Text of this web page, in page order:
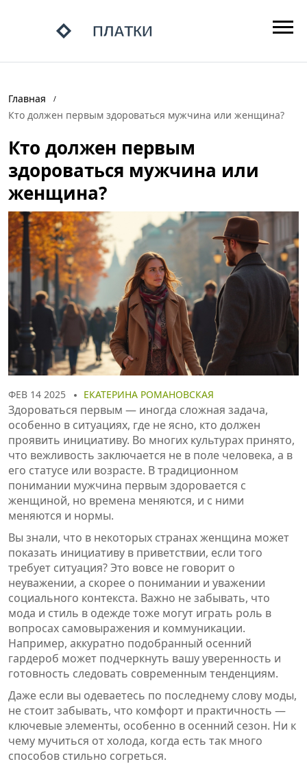
Главная
Кто должен первым здороваться мужчина или женщина?
Кто должен первым
здороваться мужчина или
женщина?
ФЕВ 14 2025 ЕКАТЕРИНА РОМАНОВСКАЯ
Здороваться первым — иногда сложная задача,
особенно в ситуациях, где не ясно, кто должен
проявить инициативу. Во многих культурах принято,
что вежливость заключается не в поле человека, а в
его статусе или возрасте. В традиционном
понимании мужчина первым здоровается с
женщиной, но времена меняются, и с ними
меняются и нормы.
Вы знали, что в некоторых странах женщина может
показать инициативу в приветствии, если того
требует ситуация? Это вовсе не говорит о
неуважении, а скорее о понимании и уважении
социального контекста. Важно не забывать, что
мода и стиль в одежде тоже могут играть роль в
вопросах самовыражения и коммуникации.
Например, аккуратно подобранный осенний
гардероб может подчеркнуть вашу уверенность и
готовность следовать современным тенденциям.
Даже если вы одеваетесь по последнему слову моды,
не стоит забывать, что комфорт и практичность —
ключевые элементы, особенно в осенний сезон. Ни к
чему мучиться от холода, когда есть так много
способов стильно согреться.